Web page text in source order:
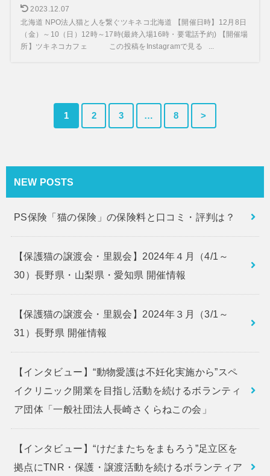
2023.12.07
北海道 NPO法人猫と人を繋ぐツキネコ北海道 【開催日時】12月8日
（金）～10（日）12時～17時(最終入場16時・要電話予約) 【開催場
所】ツキネコカフェ この投稿をInstagramで見る ...
1 2 3 … 8 >
NEW POSTS
PS保険「猫の保険」の保険料と口コミ・評判は？
【保護猫の譲渡会・里親会】2024年４月（4/1～
30）長野県・山梨県・愛知県 開催情報
【保護猫の譲渡会・里親会】2024年３月（3/1～
31）長野県 開催情報
【インタビュー】“動物愛護は不妊化実施から”スペ
イクリニック開業を目指し活動を続けるボランティ
ア団体「一般社団法人長崎さくらねこの会」
【インタビュー】“けだまたちをまもろう”足立区を
拠点にTNR・保護・譲渡活動を続けるボランティア